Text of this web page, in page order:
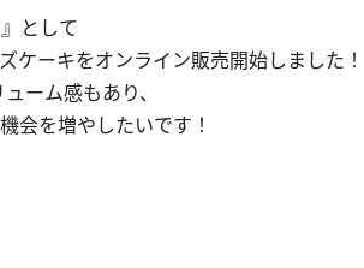
として
ケーキをオンライン販売開始しました！
ーム感もあり、
会を増やしたいです！